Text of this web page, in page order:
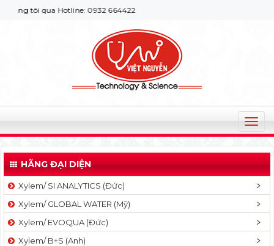
tôi qua Hotline: 0932 664422
T
o
g
l
v
HÃNG ĐẠI DIỆN
Xylem/ SI ANALYTICS (Đức)
Xylem/ GLOBAL WATER (Mỹ)
Xylem/ EVOQUA (Đức)
Xylem/ B+S (Anh)